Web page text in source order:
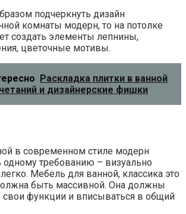
подчеркнуть дизайн
комнаты модерн, то на потолке
создать элементы лепнины,
цветочные мотивы.
Раскладка плитки в ванной
и дизайнерские фишки
в современном стиле модерн
одному требованию – визуально
Мебель для ванной, классика это
быть массивной. Она должны
функции и вписываться в общий